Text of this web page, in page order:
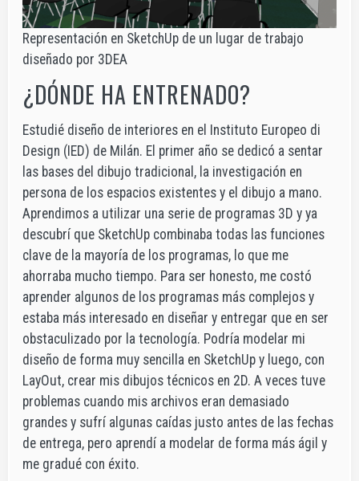
Representación en SketchUp de un lugar de trabajo
diseñado por 3DEA
¿DÓNDE HA ENTRENADO?
Estudié diseño de interiores en el Instituto Europeo di
Design (IED) de Milán. El primer año se dedicó a sentar
las bases del dibujo tradicional, la investigación en
persona de los espacios existentes y el dibujo a mano.
Aprendimos a utilizar una serie de programas 3D y ya
descubrí que SketchUp combinaba todas las funciones
clave de la mayoría de los programas, lo que me
ahorraba mucho tiempo. Para ser honesto, me costó
aprender algunos de los programas más complejos y
estaba más interesado en diseñar y entregar que en ser
obstaculizado por la tecnología. Podría modelar mi
diseño de forma muy sencilla en SketchUp y luego, con
LayOut, crear mis dibujos técnicos en 2D. A veces tuve
problemas cuando mis archivos eran demasiado
grandes y sufrí algunas caídas justo antes de las fechas
de entrega, pero aprendí a modelar de forma más ágil y
me gradué con éxito.